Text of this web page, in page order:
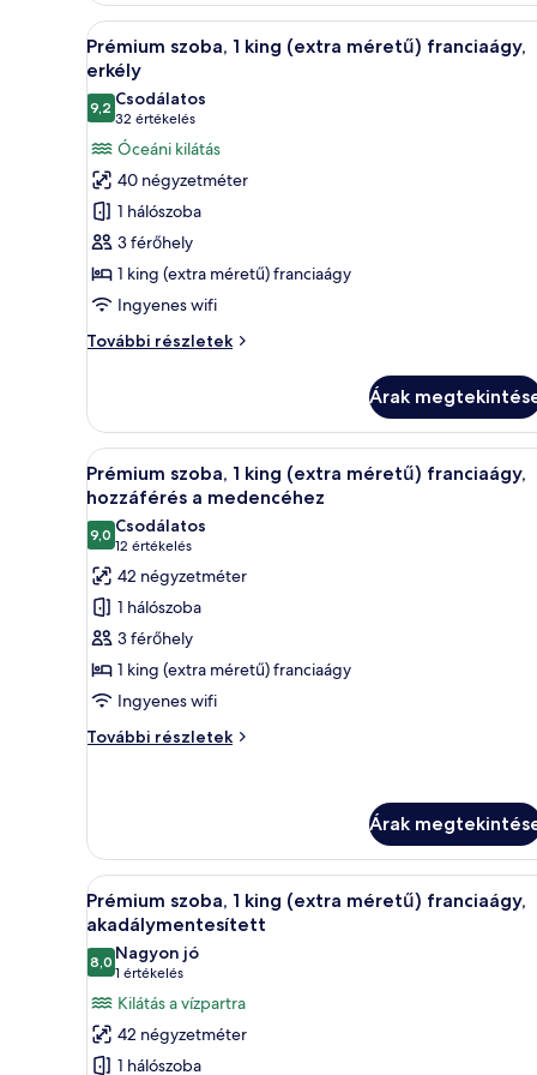
hozzáférés
a
medencéhez
további
részletei
A
következő
szoba
összes
képének
megtekintése:
Prémium
szoba,
1
king
(extra
méretű)
Egy modern szállodai szoba,
10
Prémium szoba, 1 king (extra méretű) franciaágy,
erkély
9,210-ből 9,2
Csodálatos
32 értékelés
(32
értékelés)
Óceáni kilátás
40 négyzetméter
1 hálószoba
3 férőhely
1 king (extra méretű) franciaágy
Ingyenes wifi
További részletek
Prémium
(extra
méretű)
franciaágy,
erkély
részletei
Árak
A
következő
szoba
összes
képének
megtekintése:
Prémium
szoba,
1
king
(extra
a
medencéhez
Egy modern hálószoba,
8
Prémium szoba, 1 king (extra méretű) franciaágy,
hozzáférés a medencéhez
9,010-ből 9,0
Csodálatos
12 értékelés
(12
értékelés)
42 négyzetméter
1 hálószoba
3 férőhely
1 king (extra méretű) franciaágy
Ingyenes wifi
További részletek
Prémium
méretű)
franciaágy,
hozzáférés
a
medencéhez
további
részletei
Árak
A
következő
szoba
összes
képének
megtekintése:
Prémium
Egy modern hálószoba,
5
Prémium szoba, 1 king (extra méretű) franciaágy,
akadálymentesített
8,010-ből 8,0
Nagyon jó
1 értékelés
(1
értékelés)
Kilátás a vízpartra
42 négyzetméter
1 hálószoba